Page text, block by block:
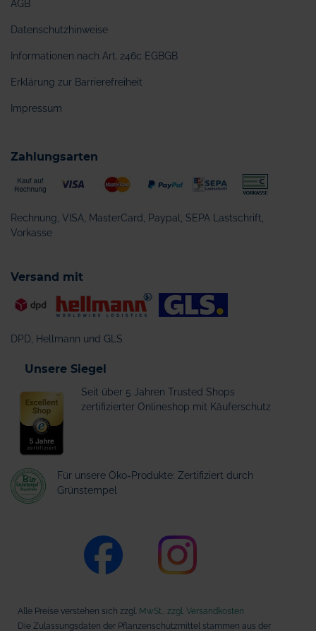
AGB
Datenschutzhinweise
Informationen nach Art. 246c EGBGB
Erklärung zur Barrierefreiheit
Impressum
Zahlungsarten
Rechnung, VISA, MasterCard, Paypal, SEPA Lastschrift,
Vorkasse
Versand mit
DPD, Hellmann und GLS
Unsere Siegel
Seit über 5 Jahren Trusted Shops
zertifizierter Onlineshop mit Käuferschutz
Für unsere Öko-Produkte: Zertifiziert durch
Grünstempel
Alle Preise verstehen sich zzgl. MwSt., zzgl. Versandkosten
Die Zulassungsdaten der Pflanzenschutzmittel stammen aus der